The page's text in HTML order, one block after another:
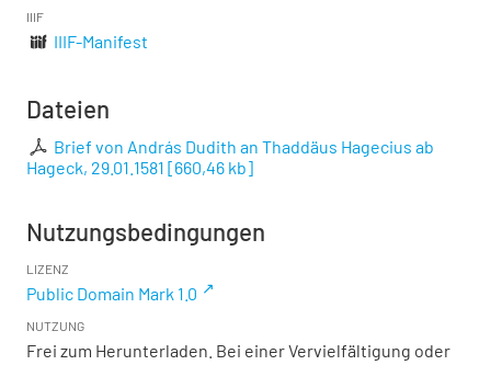
IIIF
IIIF-Manifest
Dateien
Brief von András Dudith an Thaddäus Hagecius ab
Hageck, 29.01.1581 [660,46 kb]
Nutzungsbedingungen
LIZENZ
Public Domain Mark 1.0
NUTZUNG
Frei zum Herunterladen. Bei einer Vervielfältigung oder